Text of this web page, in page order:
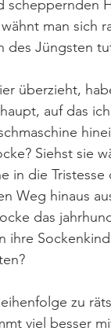
scheppernden
man sich
Jüngsten
überzieht,
auf das
Siehst sie
in die
Weg hinaus
das
ihre
zu
viel besser